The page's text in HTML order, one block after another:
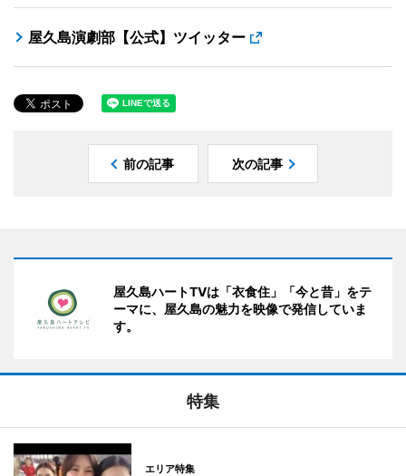
屋久島演劇部【公式】ツイッター
前の記事 次の記事
屋久島ハートTVは「衣食住」「今と昔」をテ
ーマに、屋久島の魅力を映像で発信していま
す。
特集
エリア特集